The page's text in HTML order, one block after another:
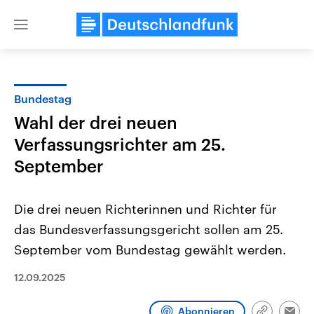
Close
Landtagswahl Sachsen-Anhalt
2026
Sachsen-Anhalt wählt am 6.
Bundesland von einer Koalition aus
Aktuelle Beiträge,
den mächtigsten Ländern
mit großem Einfluss auf
Bundestag
Wahl der drei neuen
Verfassungsrichter am 25.
September
Die drei neuen Richterinnen und Richter für
das Bundesverfassungsgericht sollen am 25.
September vom Bundestag gewählt werden.
12.09.2025
Abonnieren